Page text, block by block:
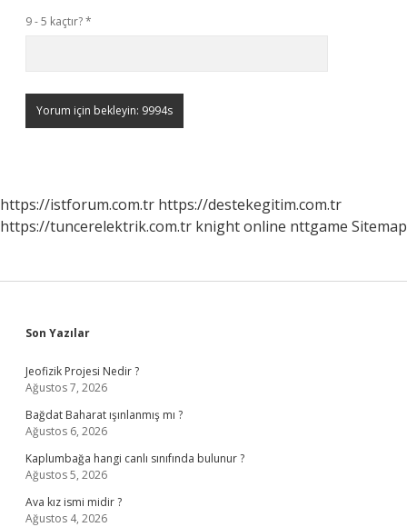
9 - 5 kaçtır?*
https://istforum.com.tr https://destekegitim.com.tr
https://tuncerelektrik.com.tr knight online nttgame Sitemap
Sidebar
Son Yazılar
Jeofizik Projesi Nedir ?
Ağustos 7, 2026
Bağdat Baharat ışınlanmış mı ?
Ağustos 6, 2026
Kaplumbağa hangi canlı sınıfında bulunur ?
Ağustos 5, 2026
Ava kız ismi midir ?
Ağustos 4, 2026